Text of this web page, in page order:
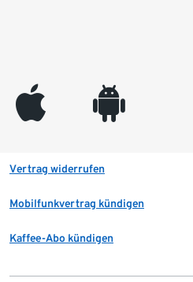
appleinc android
Vertrag widerrufen
Mobilfunkvertrag kündigen
Kaffee-Abo kündigen